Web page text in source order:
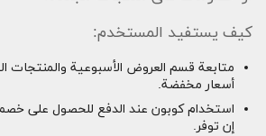
كيف يستفيد المستخدم:
متابعة قسم العروض الأسبوعية والمنتجات
أسعار مخفضة.
استخدام كوبون عند الدفع للحصول على
إن توفر.